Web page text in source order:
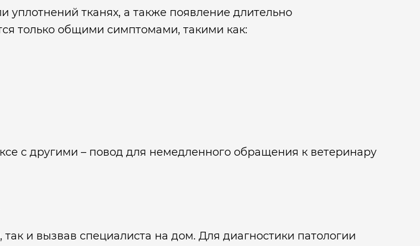
тканях, а также появление длительно
только общими симптомами, такими как:
с другими – повод для немедленного обращения к ветеринару
и вызвав специалиста на дом. Для диагностики патологии